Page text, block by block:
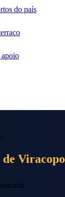
do país
apoio